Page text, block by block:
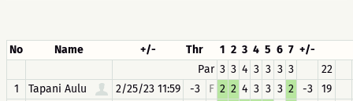
No Name +/- Thr 1 2 3 4 5 6 7 +/-
Par 3 3 4 3 3 3 3
22
1
Tapani Aulu 2/25/23 11:59 -3 F 2 2 4 3 3 3 2 -3
19